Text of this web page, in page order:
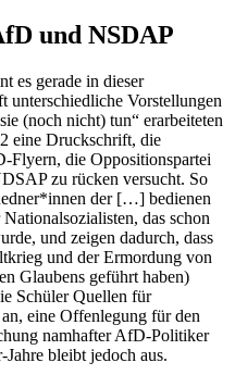
und NSDAP
es gerade in dieser
unterschiedliche Vorstellungen
(noch nicht) tun“ erarbeiteten
eine Druckschrift, die
Flyern, die Oppositionspartei
zu rücken versucht. So
der […] bedienen
das schon
und zeigen dadurch, dass
und der Ermordung von
Glaubens geführt haben)
Schüler Quellen für
eine Offenlegung für den
namhafter AfD-Politiker
bleibt jedoch aus.